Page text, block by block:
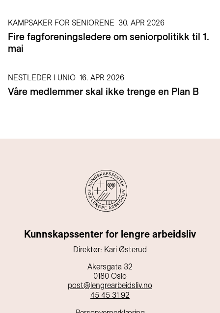
KAMPSAKER FOR SENIORENE 30. APR 2026
Fire fagforeningsledere om seniorpolitikk til 1.
mai
NESTLEDER I UNIO 16. APR 2026
Våre medlemmer skal ikke trenge en Plan B
Kunnskapssenter for lengre arbeidsliv
Direktør: Kari Østerud
Akersgata 32
0180 Oslo
post@lengrearbeidsliv.no
45 45 31 92